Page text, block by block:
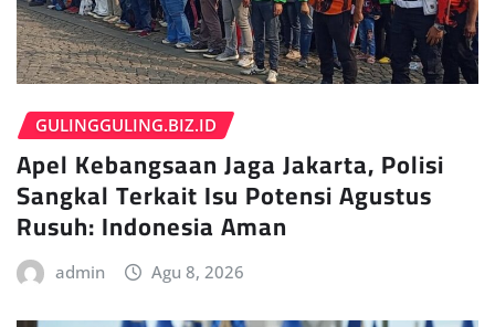
GULINGGULING.BIZ.ID
Apel Kebangsaan Jaga Jakarta, Polisi
Sangkal Terkait Isu Potensi Agustus
Rusuh: Indonesia Aman
admin Agu 8, 2026